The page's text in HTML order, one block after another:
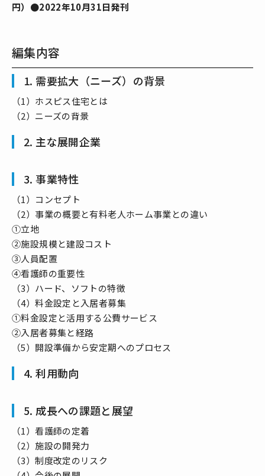
円）●2022年10月31日発刊
編集内容
1. 需要拡大（ニーズ）の背景
（1）ホスピス住宅とは
（2）ニーズの背景
2. 主な展開企業
3. 事業特性
（1）コンセプト
（2）事業の概要と有料老人ホーム事業との違い
①立地
②施設規模と建設コスト
③人員配置
④看護師の重要性
（3）ハード、ソフトの特徴
（4）料金設定と入居者募集
①料金設定と活用する公費サービス
②入居者募集と経路
（5）開設準備から安定期へのプロセス
4. 利用動向
5. 成長への課題と展望
（1）看護師の定着
（2）施設の開発力
（3）制度改定のリスク